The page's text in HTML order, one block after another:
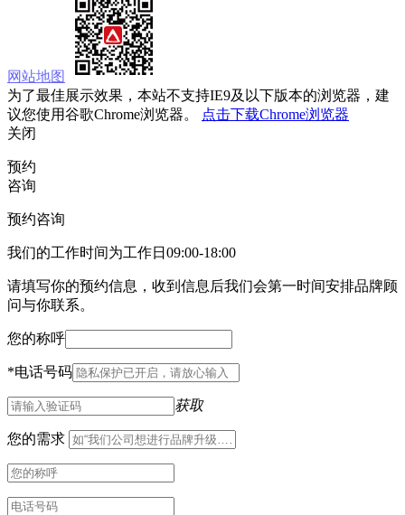
网站地图
为了最佳展示效果，本站不支持IE9及以下版本的浏览器，建
议您使用谷歌Chrome浏览器。
点击下载Chrome浏览器
关闭
预约
咨询
预约咨询
我们的工作时间为工作日09:00-18:00
请填写你的预约信息，收到信息后我们会第一时间安排品牌顾
问与你联系。
您的称呼
*电话号码
获取
您的需求